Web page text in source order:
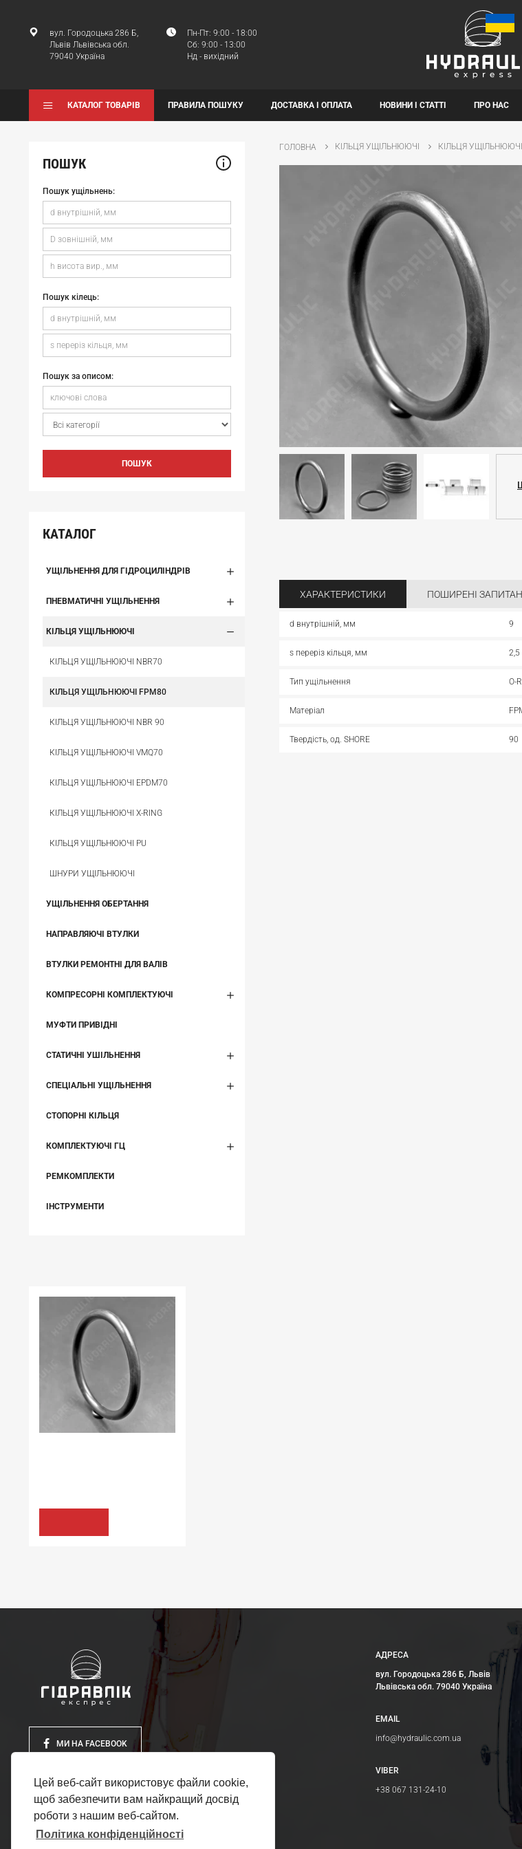
Цей веб-сайт використовує файли cookie,
щоб забезпечити вам найкращий досвід
роботи з нашим веб-сайтом.
Політика конфіденційності
вул. Городоцька 286 Б,
Львів Львівська обл.
79040 Україна
Пн-Пт: 9:00 - 18:00
Сб: 9:00 - 13:00
Нд - вихідний
КАТАЛОГ ТОВАРІВ ПРАВИЛА ПОШУКУ ДОСТАВКА І ОПЛАТА НОВИНИ І СТАТТІ ПРО НАС
ПОШУК
Пошук ущільнень:
Пошук кілець:
Пошук за описом:
ПОШУК
КАТАЛОГ
УЩІЛЬНЕННЯ ДЛЯ ГІДРОЦИЛІНДРІВ
ПНЕВМАТИЧНІ УЩІЛЬНЕННЯ
КІЛЬЦЯ УЩІЛЬНЮЮЧІ
КІЛЬЦЯ УЩІЛЬНЮЮЧІ NBR70
КІЛЬЦЯ УЩІЛЬНЮЮЧІ FPM80
КІЛЬЦЯ УЩІЛЬНЮЮЧІ NBR 90
КІЛЬЦЯ УЩІЛЬНЮЮЧІ VMQ70
КІЛЬЦЯ УЩІЛЬНЮЮЧІ EPDM70
КІЛЬЦЯ УЩІЛЬНЮЮЧІ X-RING
КІЛЬЦЯ УЩІЛЬНЮЮЧІ PU
ШНУРИ УЩІЛЬНЮЮЧІ
УЩІЛЬНЕННЯ ОБЕРТАННЯ
НАПРАВЛЯЮЧІ ВТУЛКИ
ВТУЛКИ РЕМОНТНІ ДЛЯ ВАЛІВ
КОМПРЕСОРНІ КОМПЛЕКТУЮЧІ
МУФТИ ПРИВІДНІ
СТАТИЧНІ УШІЛЬНЕННЯ
СПЕЦІАЛЬНІ УЩІЛЬНЕННЯ
СТОПОРНІ КІЛЬЦЯ
КОМПЛЕКТУЮЧІ ГЦ
РЕМКОМПЛЕКТИ
ІНСТРУМЕНТИ
ГОЛОВНА КІЛЬЦЯ УЩІЛЬНЮЮЧІ КІЛЬЦЯ УЩІЛЬНЮЮЧІ
ХАРАКТЕРИСТИКИ ПОШИРЕНІ
d внутрішній, мм 9
s переріз кільця, мм 2,5
Тип ущільнення O-
Матеріал
Твердість, од. SHORE 90
МИ НА FACEBOOK
АДРЕСА
вул. Городоцька 286 Б, Львів
Львівська обл. 79040 Україна
EMAIL
info@hydraulic.com.ua
VIBER
+38 067 131-24-10